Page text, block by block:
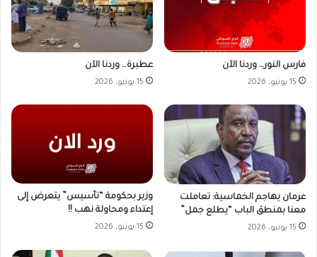
فارس النور… وردنا الآن
15 يونيو، 2026
عطبرة… وردنا الآن
15 يونيو، 2026
عرمان يهاجم الخماسية: تعاملت
معنا بمنطق الباب “يطلع جمل”
15 يونيو، 2026
وزير بحكومة “تأسيس” يتعرض إلى
إعتداء ومحاولة نهب !!
15 يونيو، 2026